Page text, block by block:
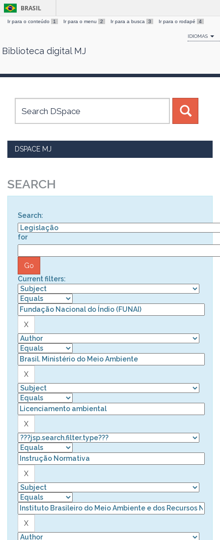
Skip
BRASIL
Ir para o conteúdo 1 Ir para o menu 2 Ir para a busca 3 Ir para o rodapé 4
IDIOMAS
Biblioteca digital MJ
DSPACE MJ
SEARCH
Search:
for
Current filters: